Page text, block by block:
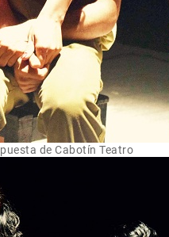
puesta de Cabotín Teatro